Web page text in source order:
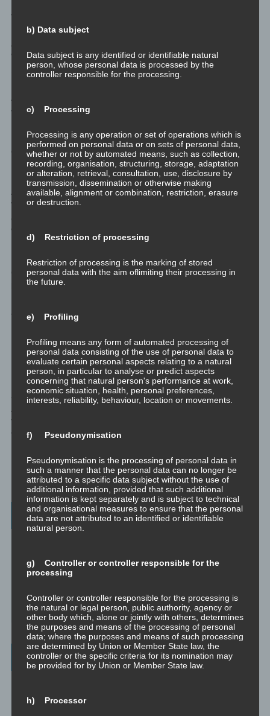
Wird Homeoffice nicht im Land des Arbeitgebers, sondern im
Land des Hauptwohnsitzes des Arbeitnehmers in beträchtlichem
Ausmaß geleistet, so erhebt der Sozialversicherungsträger des
Wohnsitzlandes den Anspruch auf Entrichtung der
Sozialversicherungsabgaben.
Als „beträchtliches Ausmaß“ sind 20 % der Arbeitszeit bestimmt
worden, sofern nicht anders zwischen zwei Ländern vereinbart.
Regelungen gemeint. Leider spezifiziert diese Regelung das
derzeit nicht explizit.
Interpretation: Wenn der Hauptwohnsitz im Land des
Arbeitgebers verbleibt und die Gesamtzeit des Homeoffice in der
Workation-Zeit unter 20 % der Jahresarbeitszeit bleibt, so
entsteht definitiv kein Sozialversicherungsanspruch im Land der
Workation.
Für uns bedeutet das: Unser Hauptwohnsitz ist und bleibt in
Österreich, wo auch unsere Arbeitgeber / Auftraggeber
beheimatet sind. Mit fünf Wochen Workation in unserer
Jahresarbeitszeit.
Unfallversicherung
Die Versicherungen, die der Arbeitgeber hinsichtlich
Unfallversicherung etc. zu bedienen hat, beziehen sich explizit
auf Österreich. Hier haben wir selbst – in Absprache mit dem
Arbeitgeber / Auftraggeber – für entsprechenden
Versicherungsschutz zu sorgen, was wir über unseren
Versicherungsmakler abdecken.
Weitere Informationen
☞ www.christoph.solutions
☞ psychologischeberatung.online
Worum es hier geht ...
Mishra, Samaya), Meditation, NLP, Trance, EMDR, Time Line
b) Data subject
Data subject is any identified or identifiable natural
person, whose personal data is processed by the
controller responsible for the processing.
c) Processing
Processing is any operation or set of operations which is
performed on personal data or on sets of personal data,
whether or not by automated means, such as collection,
recording, organisation, structuring, storage, adaptation
or alteration, retrieval, consultation, use, disclosure by
transmission, dissemination or otherwise making
available, alignment or combination, restriction, erasure
or destruction.
d) Restriction of processing
Restriction of processing is the marking of stored
personal data with the aim oflimiting their processing in
the future.
e) Profiling
Profiling means any form of automated processing of
personal data consisting of the use of personal data to
evaluate certain personal aspects relating to a natural
person, in particular to analyse or predict aspects
concerning that natural person's performance at work,
economic situation, health, personal preferences,
interests, reliability, behaviour, location or movements.
f) Pseudonymisation
Pseudonymisation is the processing of personal data in
such a manner that the personal data can no longer be
attributed to a specific data subject without the use of
additional information, provided that such additional
information is kept separately and is subject to technical
and organisational measures to ensure that the personal
data are not attributed to an identified or identifiable
natural person.
g) Controller or controller responsible for the
processing
Controller or controller responsible for the processing is
the natural or legal person, public authority, agency or
other body which, alone or jointly with others, determines
the purposes and means of the processing of personal
data; where the purposes and means of such processing
are determined by Union or Member State law, the
controller or the specific criteria for its nomination may
be provided for by Union or Member State law.
h) Processor